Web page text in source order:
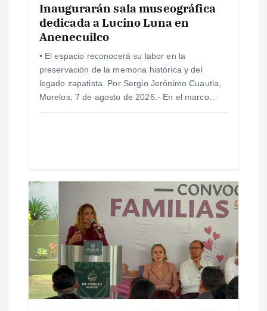
s
Inaugurarán sala museográfica
dedicada a Lucino Luna en
Anenecuilco
• El espacio reconocerá su labor en la
preservación de la memoria histórica y del
legado zapatista. Por Sergio Jerónimo Cuautla,
Morelos; 7 de agosto de 2026.- En el marco…